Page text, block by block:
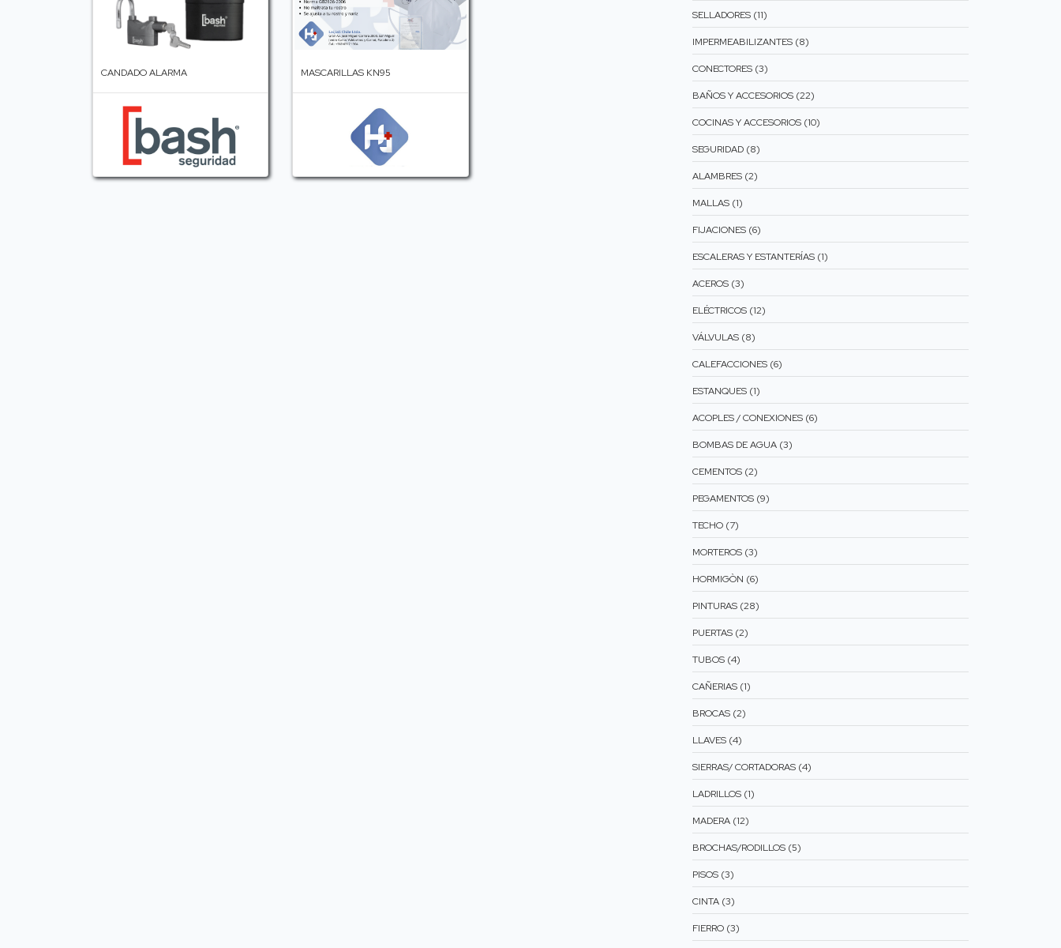
CANDADO ALARMA MASCARILLAS KN95
SELLADORES (11)
IMPERMEABILIZANTES (8)
CONECTORES (3)
BAÑOS Y ACCESORIOS (22)
COCINAS Y ACCESORIOS (10)
SEGURIDAD (8)
ALAMBRES (2)
MALLAS (1)
FIJACIONES (6)
ESCALERAS Y ESTANTERÍAS (1)
ACEROS (3)
ELÉCTRICOS (12)
VÁLVULAS (8)
CALEFACCIONES (6)
ESTANQUES (1)
ACOPLES / CONEXIONES (6)
BOMBAS DE AGUA (3)
CEMENTOS (2)
PEGAMENTOS (9)
TECHO (7)
MORTEROS (3)
HORMIGÒN (6)
PINTURAS (28)
PUERTAS (2)
TUBOS (4)
CAÑERIAS (1)
BROCAS (2)
LLAVES (4)
SIERRAS/ CORTADORAS (4)
LADRILLOS (1)
MADERA (12)
BROCHAS/RODILLOS (5)
PISOS (3)
CINTA (3)
FIERRO (3)